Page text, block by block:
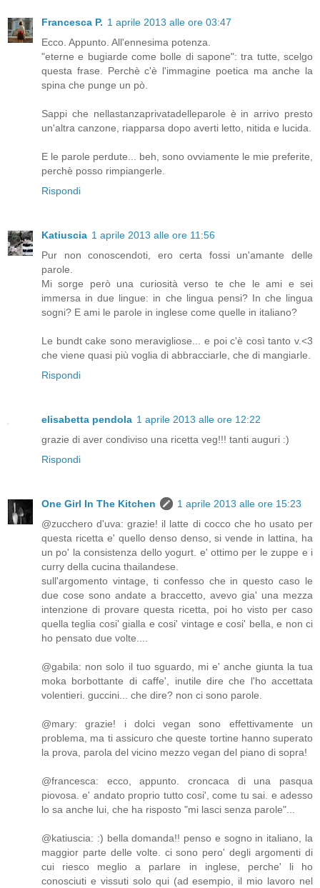
Francesca P. 1 aprile 2013 alle ore 03:47
Ecco. Appunto. All'ennesima potenza.
"eterne e bugiarde come bolle di sapone": tra tutte, scelgo
questa frase. Perchè c'è l'immagine poetica ma anche la
spina che punge un pò.
Sappi che nellastanzaprivatadelleparole è in arrivo presto
un'altra canzone, riapparsa dopo averti letto, nitida e lucida.
E le parole perdute... beh, sono ovviamente le mie preferite,
perchè posso rimpiangerle.
Rispondi
Katiuscia 1 aprile 2013 alle ore 11:56
Pur non conoscendoti, ero certa fossi un'amante delle
parole.
Mi sorge però una curiosità verso te che le ami e sei
immersa in due lingue: in che lingua pensi? In che lingua
sogni? E ami le parole in inglese come quelle in italiano?
Le bundt cake sono meravigliose... e poi c'è così tanto v.<3
che viene quasi più voglia di abbracciarle, che di mangiarle.
Rispondi
elisabetta pendola 1 aprile 2013 alle ore 12:22
grazie di aver condiviso una ricetta veg!!! tanti auguri :)
Rispondi
One Girl In The Kitchen
1 aprile 2013 alle ore 15:23
@zucchero d'uva: grazie! il latte di cocco che ho usato per
questa ricetta e' quello denso denso, si vende in lattina, ha
un po' la consistenza dello yogurt. e' ottimo per le zuppe e i
curry della cucina thailandese.
sull'argomento vintage, ti confesso che in questo caso le
due cose sono andate a braccetto, avevo gia' una mezza
intenzione di provare questa ricetta, poi ho visto per caso
quella teglia cosi' gialla e cosi' vintage e cosi' bella, e non ci
ho pensato due volte....
@gabila: non solo il tuo sguardo, mi e' anche giunta la tua
moka borbottante di caffe', inutile dire che l'ho accettata
volentieri. guccini... che dire? non ci sono parole.
@mary: grazie! i dolci vegan sono effettivamente un
problema, ma ti assicuro che queste tortine hanno superato
la prova, parola del vicino mezzo vegan del piano di sopra!
@francesca: ecco, appunto. croncaca di una pasqua
piovosa. e' andato proprio tutto cosi', come tu sai. e adesso
lo sa anche lui, che ha risposto "mi lasci senza parole"...
@katiuscia: :) bella domanda!! penso e sogno in italiano, la
maggior parte delle volte. ci sono pero' degli argomenti di
cui riesco meglio a parlare in inglese, perche' li ho
conosciuti e vissuti solo qui (ad esempio, il mio lavoro nel